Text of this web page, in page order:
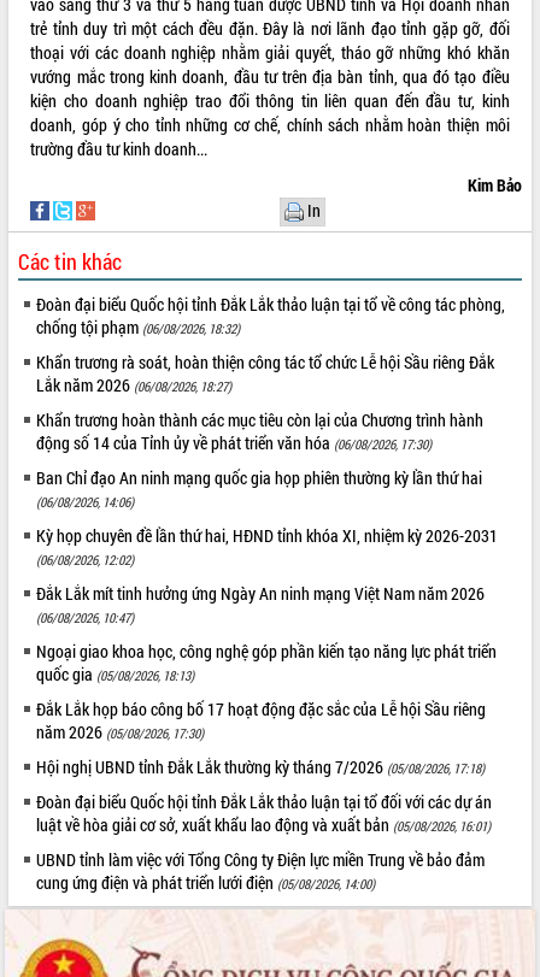
Lễ truy điệu và an táng hài cốt liệt sĩ
tại Nghĩa trang Liệt sĩ xã Sơn Hòa
Bàn giải pháp tháo gỡ khó khăn trong
xuất khẩu sầu riêng và triển khai quy
định EUDR
Thứ trưởng Bộ Nông nghiệp và Môi
vùng trồng và doanh nghiệp đóng gói
sầu riêng tại Đắk Lắk
Trình diễn nghệ thuật chế biến các
món ăn từ sầu riêng
Đắk Lắk công bố Quy hoạch và xúc
tiến đầu tư tỉnh
Ngành cá ngừ Đắk Lắk chủ động thích
ứng để giữ vững thị trường xuất khẩu
Diễn đàn Kinh tế tư nhân Việt Nam đột
phá cơ chế - Hợp tác công tư
Đề án 06 tạo bước ngoặt đột phá trong
cải cách hành chính tỉnh Đắk Lắk
Kết nối tour, đẩy mạnh chuyển đổi số
để phát triển du lịch Đắk Lắk
Khởi động Dự án Đầu tư xây dựng hạ
tầng kỹ thuật Cụm công nghiệp Tân
Gặp mặt các cơ quan báo chí nhân Kỷ
niệm 101 năm Ngày Báo chí Cách
mạng Việt Nam
Đắk Lắk sơ kết 4 năm triển khai thực
hiện Đề án 06 của Chính phủ
Họp báo thông tin về Hội nghị Công bố
Quy hoạch và Xúc tiến đầu tư tỉnh Đắk
Khơi thông điểm nghẽn, đẩy nhanh
giải ngân vốn khắc phục thiên tai
HĐND tỉnh thông qua điều chỉnh Quy
hoạch tỉnh thời kỳ 2021-2030
THỐNG KÊ TRUY CẬP
Hôm nay: 22924
Tất cả: 66035664
trẻ tỉnh duy trì một cách đều đặn. Đây là nơi lãnh đạo tỉnh gặp gỡ, đối
thoại với các doanh nghiệp nhằm giải quyết, tháo gỡ những khó khăn
vướng mắc trong kinh doanh, đầu tư trên địa bàn tỉnh, qua đó tạo điều
kiện cho doanh nghiệp trao đổi thông tin liên quan đến đầu tư, kinh
doanh, góp ý cho tỉnh những cơ chế, chính sách nhằm hoàn thiện môi
trường đầu tư kinh doanh...
Kim Bảo
In
Các tin khác
Đoàn đại biểu Quốc hội tỉnh Đắk Lắk thảo luận tại tổ về công tác phòng,
chống tội phạm (06/08/2026, 18:32)
Khẩn trương rà soát, hoàn thiện công tác tổ chức Lễ hội Sầu riêng Đắk
Lắk năm 2026 (06/08/2026, 18:27)
Khẩn trương hoàn thành các mục tiêu còn lại của Chương trình hành
động số 14 của Tỉnh ủy về phát triển văn hóa (06/08/2026, 17:30)
Ban Chỉ đạo An ninh mạng quốc gia họp phiên thường kỳ lần thứ hai
(06/08/2026, 14:06)
Kỳ họp chuyên đề lần thứ hai, HĐND tỉnh khóa XI, nhiệm kỳ 2026-2031
(06/08/2026, 12:02)
Đắk Lắk mít tinh hưởng ứng Ngày An ninh mạng Việt Nam năm 2026
(06/08/2026, 10:47)
Ngoại giao khoa học, công nghệ góp phần kiến tạo năng lực phát triển
quốc gia (05/08/2026, 18:13)
Đắk Lắk họp báo công bố 17 hoạt động đặc sắc của Lễ hội Sầu riêng
năm 2026 (05/08/2026, 17:30)
Hội nghị UBND tỉnh Đắk Lắk thường kỳ tháng 7/2026 (05/08/2026, 17:18)
Đoàn đại biểu Quốc hội tỉnh Đắk Lắk thảo luận tại tổ đối với các dự án
luật về hòa giải cơ sở, xuất khẩu lao động và xuất bản (05/08/2026, 16:01)
UBND tỉnh làm việc với Tổng Công ty Điện lực miền Trung về bảo đảm
cung ứng điện và phát triển lưới điện (05/08/2026, 14:00)